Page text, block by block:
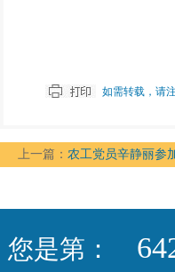
如需转载，请
上一篇： 农工党员辛静丽参
您是第：